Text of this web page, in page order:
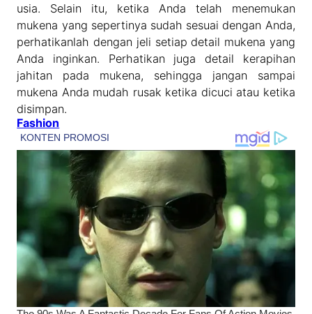
usia. Selain itu, ketika Anda telah menemukan
mukena yang sepertinya sudah sesuai dengan Anda,
perhatikanlah dengan jeli setiap detail mukena yang
Anda inginkan. Perhatikan juga detail kerapihan
jahitan pada mukena, sehingga jangan sampai
mukena Anda mudah rusak ketika dicuci atau ketika
disimpan.
Fashion